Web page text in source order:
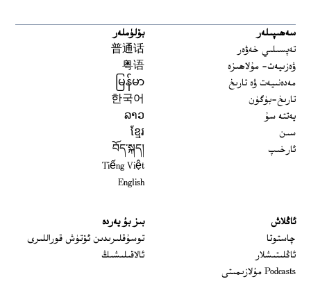
سەھىپىلەر
تەپسىلىي خەۋەر
ۋەزىيەت- مۇلاھىزە
مەدەنىيەت ۋە تارىخ
تارىخ-بۈگۈن
يەتتە سۇ
سىن
ئارخىپ
بۆلۈملەر
普通话
粤语
မြန်မာ
한국어
ລາວ
ខ្មែរ
བོད་སྐད།
Tiếng Việt
English
ئاڭلاش
چاستوتا
ئاڭلىتىشلار
Podcasts مۇلازىمىتى
بىز بۇ يەردە
توسۇقلىرىدىن ئۆتۈش قوراللىرى
ئالاقىلىشىڭ